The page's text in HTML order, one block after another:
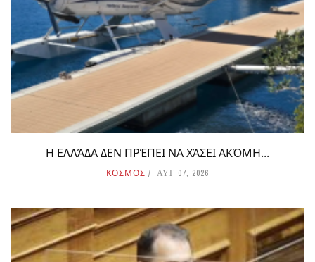
Η ΕΛΛΆΔΑ ΔΕΝ ΠΡΈΠΕΙ ΝΑ ΧΆΣΕΙ ΑΚΌΜΗ...
ΚΟΣΜΟΣ ΑΥΓ 07, 2026